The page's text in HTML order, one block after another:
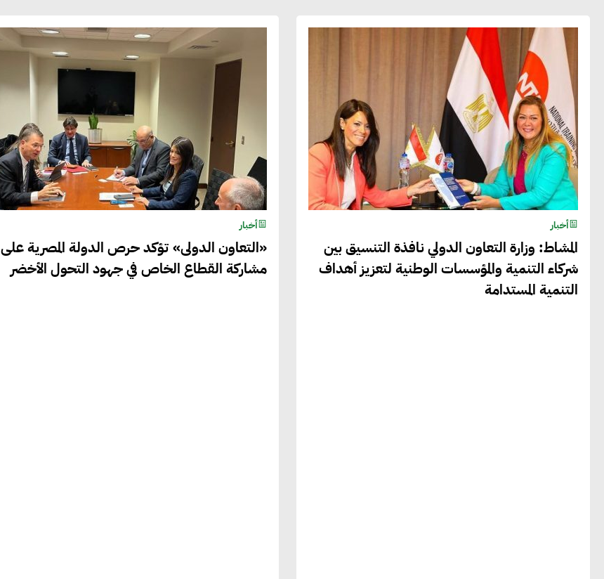
أخبار
المشاط: وزارة التعاون الدولي نافذة التنسيق بين
شركاء التنمية والمؤسسات الوطنية لتعزيز أهداف
التنمية المستدامة
أخبار
«التعاون الدولى» تؤكد حرص الدولة المصرية على
مشاركة القطاع الخاص في جهود التحول الأخضر